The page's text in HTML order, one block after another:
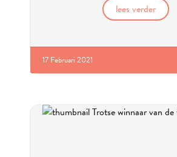
lees verder
17 Februari 2021